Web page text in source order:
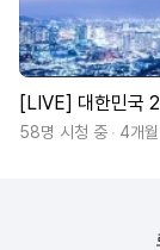
[LIVE] 대한민국
58명 시청 중 4개